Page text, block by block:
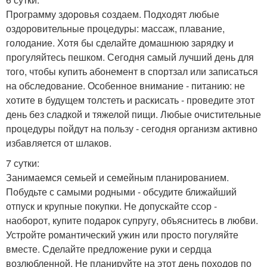
Программу здоровья создаем. Подходят любые
оздоровительные процедуры: массаж, плавание,
голодание. Хотя бы сделайте домашнюю зарядку и
прогуляйтесь пешком. Сегодня самый лучший день для
того, чтобы купить абонемент в спортзал или записаться
на обследование. Особенное внимание - питанию: не
хотите в будущем толстеть и раскисать - проведите этот
день без сладкой и тяжелой пищи. Любые очистительные
процедуры пойдут на пользу - сегодня организм активно
избавляется от шлаков.
7 сутки:
Занимаемся семьей и семейным планированием.
Побудьте с самыми родными - обсудите ближайший
отпуск и крупные покупки. Не допускайте ссор -
наоборот, купите подарок супругу, объяснитесь в любви.
Устройте романтический ужин или просто погуляйте
вместе. Сделайте предложение руки и сердца
возлюбленной. Не планируйте на этот день походов по